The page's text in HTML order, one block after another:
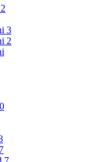
3
2